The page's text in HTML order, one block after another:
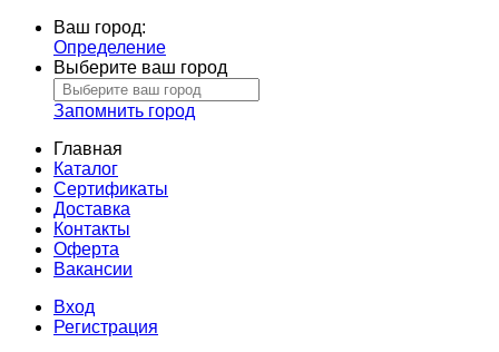
Ваш город:
Определение
Выберите ваш город
Запомнить город
Главная
Каталог
Сертификаты
Доставка
Контакты
Оферта
Вакансии
Вход
Регистрация